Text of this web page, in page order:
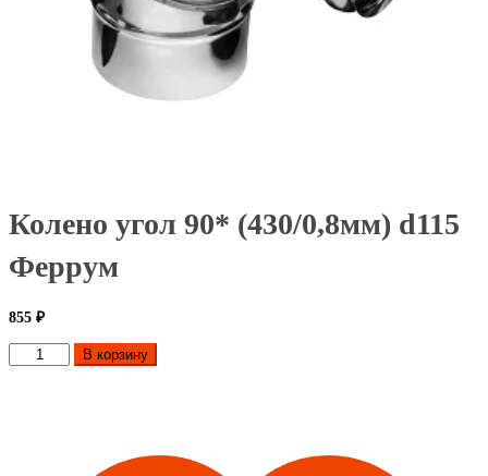
Колено угол 90* (430/0,8мм) d115
Феррум
855 ₽
КоличествоВ корзину